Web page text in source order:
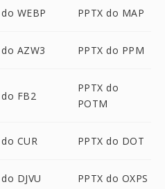
WEBP PPTX do MAP
AZW3 PPTX do PPM
do FB2
PPTX do
POTM
CUR PPTX do DOT
DJVU PPTX do OXPS